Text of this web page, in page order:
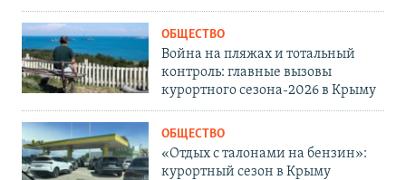
ОБЩЕСТВО
Война на пляжах и тотальный
контроль: главные вызовы
курортного сезона-2026 в Крыму
ОБЩЕСТВО
«Отдых с талонами на бензин»:
курортный сезон в Крыму